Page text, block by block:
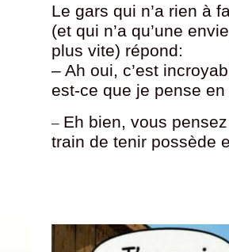
Le gars qui n’a rien à
(et qui n’a qu’une
plus vite) répond:
– Ah oui, c’est
est-ce que je pense
– Eh bien, vous
train de tenir possède